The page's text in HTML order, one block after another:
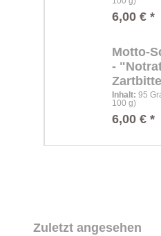
6,00 € *
Motto-
-
Inhalt: 95
100 g)
6,00 € *
Zuletzt angesehen